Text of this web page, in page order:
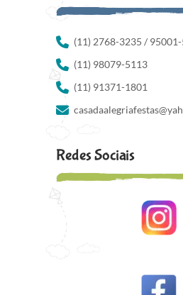
(11) 2768-3235 /
(11) 98079-5113
(11) 91371-1801
Redes Sociais